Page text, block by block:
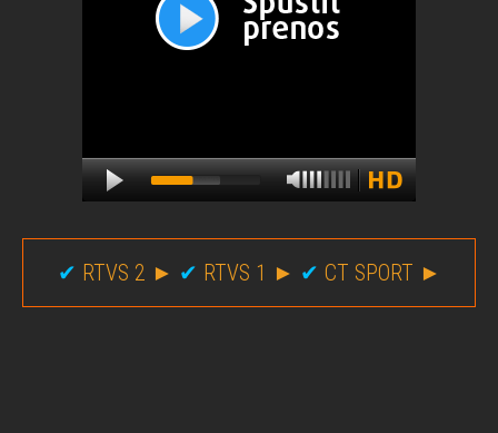
✔ RTVS 2 ► ✔ RTVS 1 ► ✔ CT SPORT ►